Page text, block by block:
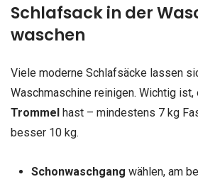
Schlafsack in der
waschen
Viele moderne Schlafsäcke lassen
Waschmaschine reinigen. Wichtig
Trommel hast – mindestens 7 kg
besser 10 kg.
Schonwaschgang wählen, am